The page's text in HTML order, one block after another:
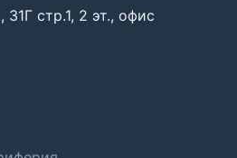
стр.1, 2 эт., офис